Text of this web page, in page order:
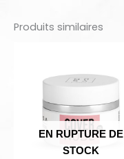
Produits similaires
EN RUPTURE DE
STOCK